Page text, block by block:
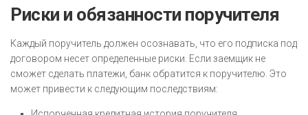
Риски и обязанности поручителя
Каждый поручитель должен осознавать, что его подписка под
договором несет определенные риски. Если заемщик не
сможет сделать платежи, банк обратится к поручителю. Это
может привести к следующим последствиям: